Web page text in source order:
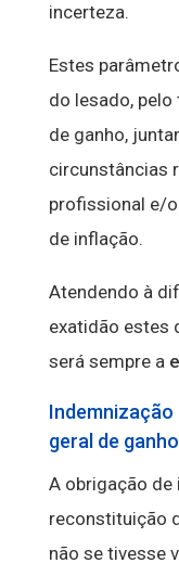
incerteza.
Estes
do lesado,
de ganho,
circunstâncias
profissional e/
de inflação.
Atendendo à
exatidão estes
será sempre a
Indemnização
geral de
A obrigação
reconstituição
não se tivesse